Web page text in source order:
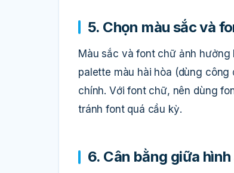
5. Chọn màu sắc và
Màu sắc và font chữ ảnh
palette màu hài hòa (dùng
chính. Với font chữ, nên dùng
tránh font quá cầu kỳ.
6. Cân bằng giữa